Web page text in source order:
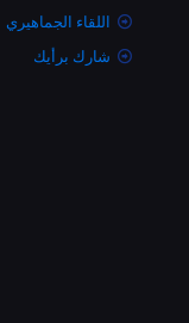
اللقاء الجماهيري
شارك برأيك